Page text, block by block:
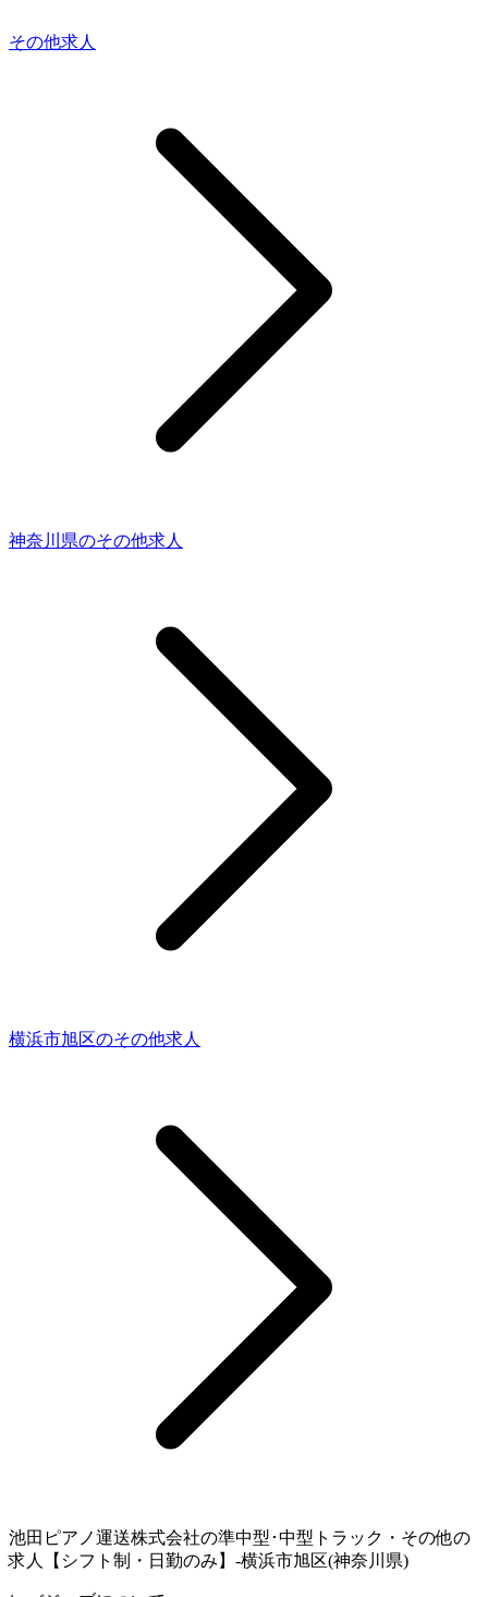
その他求人
神奈川県のその他求人
横浜市旭区のその他求人
池田ピアノ運送株式会社の準中型･中型トラック・その他の
求人【シフト制・日勤のみ】-横浜市旭区(神奈川県)